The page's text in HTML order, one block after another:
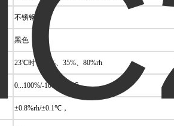
不锈钢
黑色
23℃时，10%、35%、80%rh
0...100%/-100...200℃
±0.8%rh/±0.1℃，